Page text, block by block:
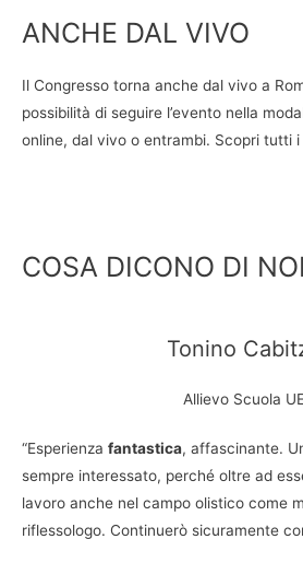
ANCHE DAL VIVO
Il Congresso torna anche dal vivo a
possibilità di seguire l’evento nella
online, dal vivo o entrambi. Scopri tutti
COSA DICONO DI NOI
Tonino
Allievo Scuola
“Esperienza fantastica, affascinante.
sempre interessato, perché oltre ad
lavoro anche nel campo olistico come
riflessologo. Continuerò sicuramente